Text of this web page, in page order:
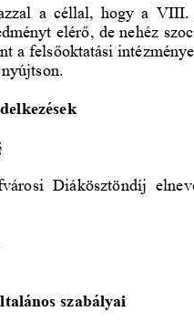
a céllal, hogy a VIII.
elérő, de nehéz
a felsőoktatási
Diákösztöndíj
szabályai